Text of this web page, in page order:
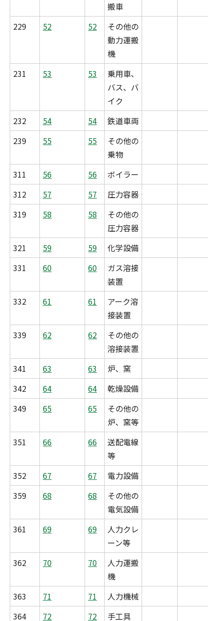
搬車
229 52 52
その他の
動力運搬
機
231 53 53
乗用車、
バス、バ
イク
232 54 54 鉄道車両
239
55 55
その他の
乗物
311 56 56 ボイラー
312
57 57 圧力容器
319
58 58
その他の
圧力容器
321 59 59 化学設備
331
60 60
ガス溶接
装置
332 61 61
アーク溶
接装置
339 62 62
その他の
溶接装置
341 63 63 炉、窯
342
64 64 乾燥設備
349
65 65
その他の
炉、窯等
351 66 66
送配電線
等
352 67 67 電力設備
359
68 68
その他の
電気設備
361 69 69
人力クレ
ーン等
362 70 70
人力運搬
機
363 71 71 人力機械
364
72 72 手工具